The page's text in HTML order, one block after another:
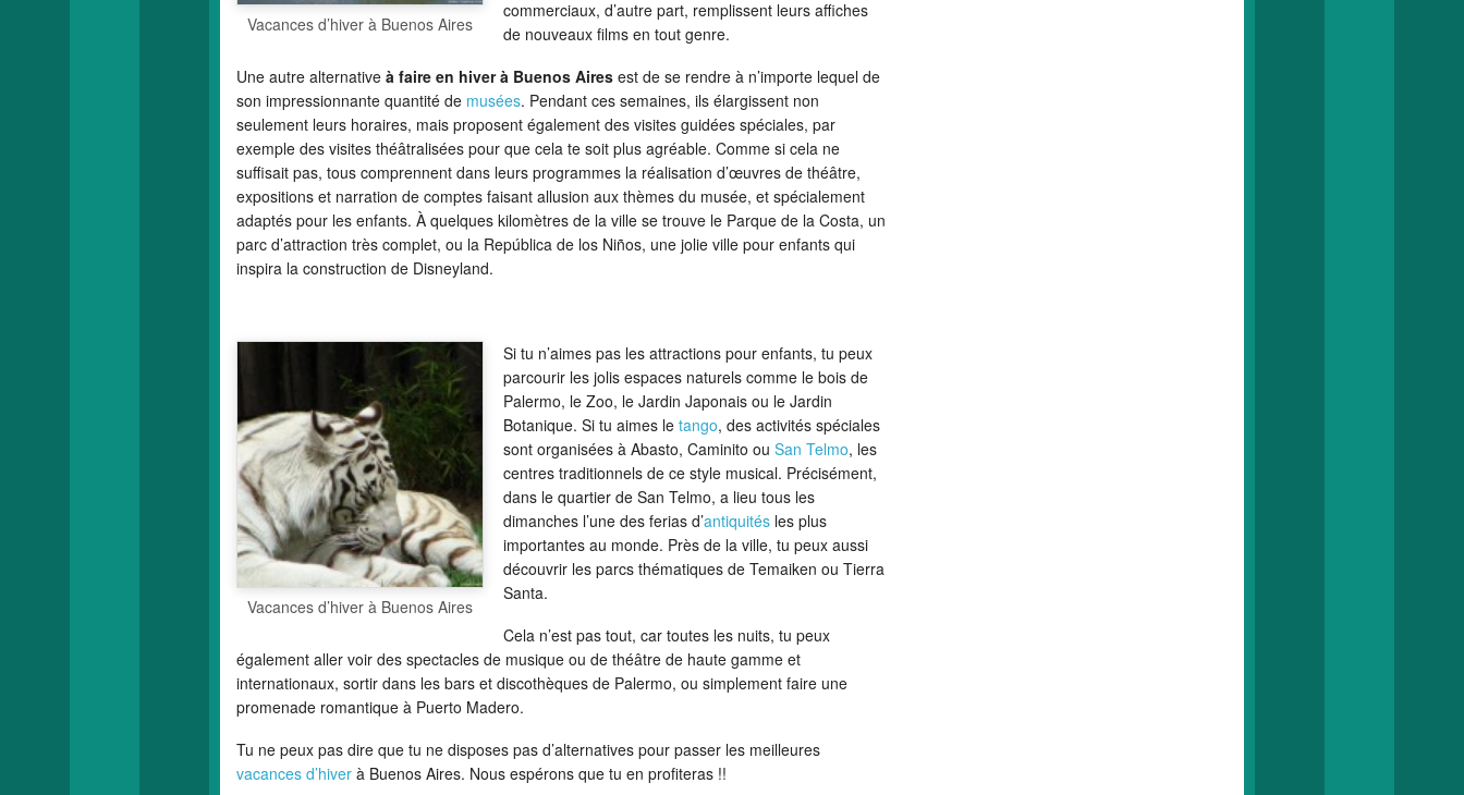
Vacances d’hiver à Buenos Aires
commerciaux, d’autre part, remplissent leurs affiches
de nouveaux films en tout genre.
Une autre alternative à faire en hiver à Buenos Aires est de se rendre à n’importe lequel de
son impressionnante quantité de musées. Pendant ces semaines, ils élargissent non
seulement leurs horaires, mais proposent également des visites guidées spéciales, par
exemple des visites théâtralisées pour que cela te soit plus agréable. Comme si cela ne
suffisait pas, tous comprennent dans leurs programmes la réalisation d’œuvres de théâtre,
expositions et narration de comptes faisant allusion aux thèmes du musée, et spécialement
adaptés pour les enfants. À quelques kilomètres de la ville se trouve le Parque de la Costa, un
parc d’attraction très complet, ou la República de los Niños, une jolie ville pour enfants qui
inspira la construction de Disneyland.
Vacances d’hiver à Buenos Aires
Si tu n’aimes pas les attractions pour enfants, tu peux
parcourir les jolis espaces naturels comme le bois de
Palermo, le Zoo, le Jardin Japonais ou le Jardin
Botanique. Si tu aimes le tango, des activités spéciales
sont organisées à Abasto, Caminito ou San Telmo, les
centres traditionnels de ce style musical. Précisément,
dans le quartier de San Telmo, a lieu tous les
dimanches l’une des ferias d’antiquités les plus
importantes au monde. Près de la ville, tu peux aussi
découvrir les parcs thématiques de Temaiken ou Tierra
Santa.
Cela n’est pas tout, car toutes les nuits, tu peux
également aller voir des spectacles de musique ou de théâtre de haute gamme et
internationaux, sortir dans les bars et discothèques de Palermo, ou simplement faire une
promenade romantique à Puerto Madero.
Tu ne peux pas dire que tu ne disposes pas d’alternatives pour passer les meilleures
vacances d’hiver à Buenos Aires. Nous espérons que tu en profiteras !!